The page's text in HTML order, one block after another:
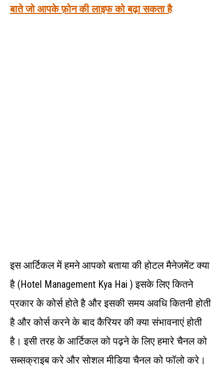
बाते जो आपके फ़ोन की लाइफ को बढ़ा सकता है
इस आर्टिकल में हमने आपको बताया की होटल मैनेजमेंट क्या
है (Hotel Management Kya Hai ) इसके लिए कितने
प्रकार के कोर्स होते है और इसकी समय अवधि कितनी होती
है और कोर्स करने के बाद कैरियर की क्या संभावनाएं होती
है। इसी तरह के आर्टिकल को पढ़ने के लिए हमारे चैनल को
सब्सक्राइब करे और सोशल मीडिया चैनल को फॉलो करे।